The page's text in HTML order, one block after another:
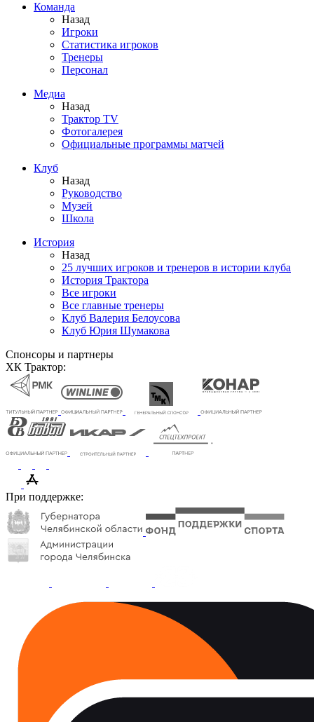
Команда
Назад
Игроки
Статистика игроков
Тренеры
Персонал
Медиа
Назад
Трактор TV
Фотогалерея
Официальные программы матчей
Клуб
Назад
Руководство
Музей
Школа
История
Назад
25 лучших игроков и тренеров в истории клуба
История Трактора
Все игроки
Все главные тренеры
Клуб Валерия Белоусова
Клуб Юрия Шумакова
Спонсоры и партнеры
ХК Трактор:
При поддержке: